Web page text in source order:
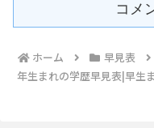
コメ
ホーム 早見表
年生まれの学歴早見表|早生